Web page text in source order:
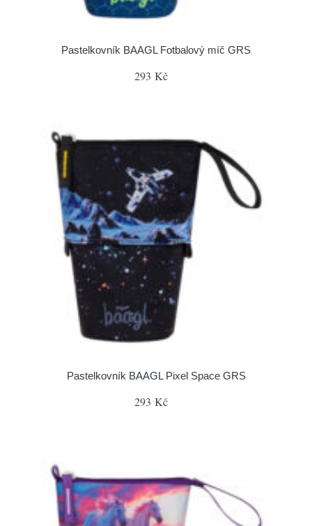
Pastelkovník BAAGL Fotbalový míč GRS
293 Kč
Pastelkovník BAAGL Pixel Space GRS
293 Kč